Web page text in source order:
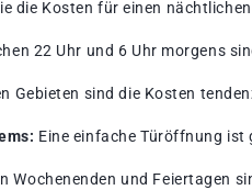
die Kosten für einen
22 Uhr und 6 Uhr morgens
Gebieten sind die Kosten
Eine einfache Türöffnung ist
Wochenenden und Feiertagen